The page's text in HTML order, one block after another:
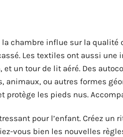
chambre influe sur la qualité
Les textiles ont aussi
et un tour de lit aéré. Des
animaux, ou autres formes
protège les pieds nus.
pour l’enfant. Créez un
vous bien les nouvelles